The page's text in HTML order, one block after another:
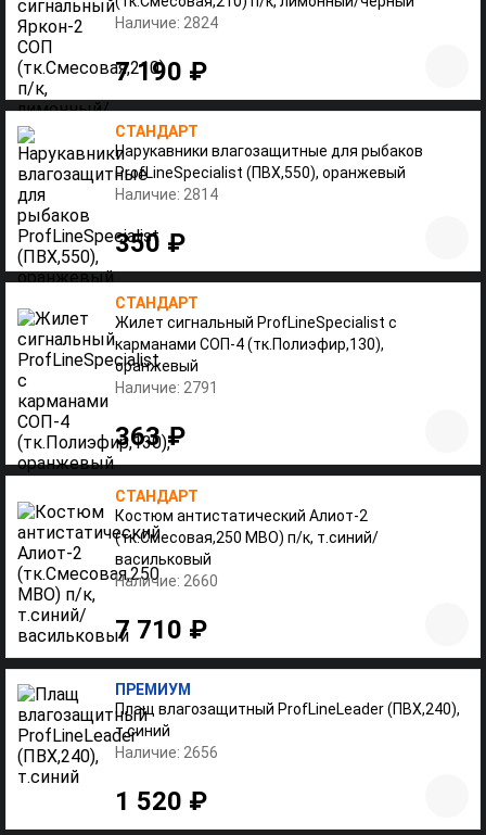
Наличие: 2824
7 190 ₽
СТАНДАРТ
Нарукавники влагозащитные для рыбаков
ProfLineSpecialist (ПВХ,550), оранжевый
Наличие: 2814
350 ₽
СТАНДАРТ
Жилет сигнальный ProfLineSpecialist с
карманами СОП-4 (тк.Полиэфир,130),
оранжевый
Наличие: 2791
363 ₽
СТАНДАРТ
Костюм антистатический Алиот-2
(тк.Смесовая,250 МВО) п/к, т.синий/
васильковый
Наличие: 2660
7 710 ₽
ПРЕМИУМ
Плащ влагозащитный ProfLineLeader (ПВХ,240),
т.синий
Наличие: 2656
1 520 ₽